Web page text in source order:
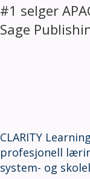
#1 selger
Sage
CLARITY
profesjonell
system- og